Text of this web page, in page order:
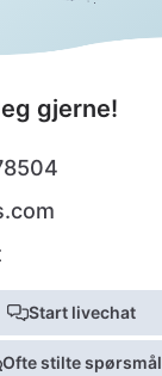
gjerne!
Start livechat
Ofte stilte spørsmål